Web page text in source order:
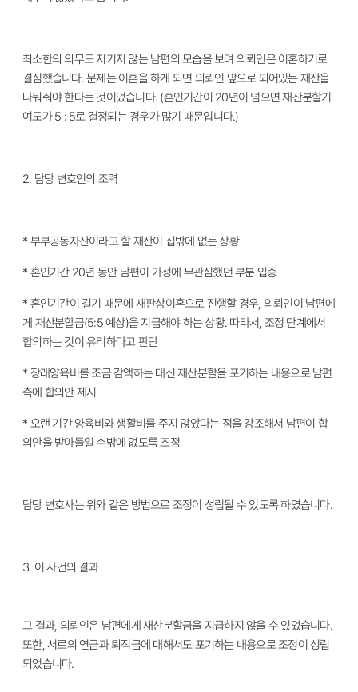
최소한의 의무도 지키지 않는 남편의 모습을 보며 의뢰인은 이혼하기로
결심했습니다. 문제는 이혼을 하게 되면 의뢰인 앞으로 되어있는 재산을
나눠줘야 한다는 것이었습니다. (혼인기간이 20년이 넘으면 재산분할기
여도가 5 : 5로 결정되는 경우가 많기 때문입니다.)
2. 담당 변호인의 조력
* 부부공동자산이라고 할 재산이 집밖에 없는 상황
* 혼인기간 20년 동안 남편이 가정에 무관심했던 부분 입증
* 혼인기간이 길기 때문에 재판상이혼으로 진행할 경우, 의뢰인이 남편에
게 재산분할금(5:5 예상)을 지급해야 하는 상황. 따라서, 조정 단계에서
합의하는 것이 유리하다고 판단
* 장래양육비를 조금 감액하는 대신 재산분할을 포기하는 내용으로 남편
측에 합의안 제시
* 오랜 기간 양육비와 생활비를 주지 않았다는 점을 강조해서 남편이 합
의안을 받아들일 수밖에 없도록 조정
담당 변호사는 위와 같은 방법으로 조정이 성립될 수 있도록 하였습니다.
3. 이 사건의 결과
그 결과, 의뢰인은 남편에게 재산분할금을 지급하지 않을 수 있었습니다.
또한, 서로의 연금과 퇴직금에 대해서도 포기하는 내용으로 조정이 성립
되었습니다.